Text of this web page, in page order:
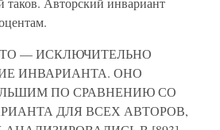
ЭТО — ИСКЛЮЧИТЕЛЬНО
ИНВАРИАНТА. ОНО
ПО СРАВНЕНИЮ СО
ДЛЯ ВСЕХ АВТОРОВ,